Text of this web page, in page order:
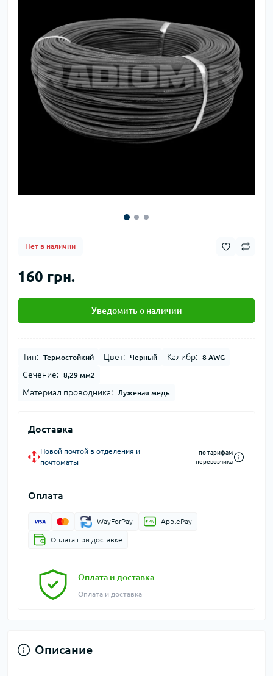
Нет в наличии
160 грн.
Уведомить о наличии
Тип: Термостойкий Цвет: Черный Калибр: 8 AWG
Сечение: 8,29 мм2
Материал проводника: Луженая медь
Доставка
Новой почтой в отделения и
почтоматы
по тарифам
перевозчика
Оплата
WayForPay ApplePay
Оплата при доставке
Оплата и доставка
Оплата и доставка
Описание